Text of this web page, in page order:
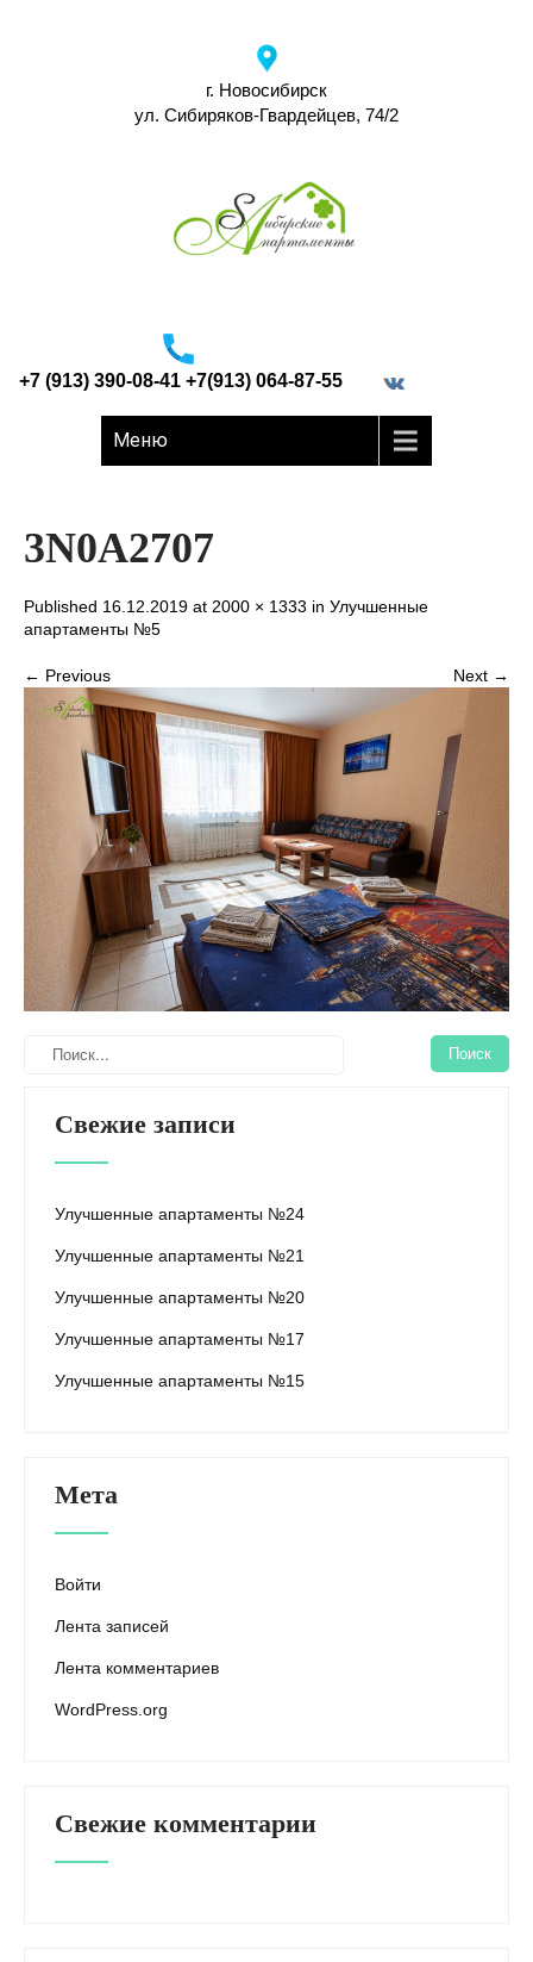
г. Новосибирск
ул. Сибиряков-Гвардейцев, 74/2
+7 (913) 390-08-41 +7(913) 064-87-55
Меню
3N0A2707
Published 16.12.2019 at 2000 × 1333 in Улучшенные
апартаменты №5
← Previous Next →
Свежие записи
Улучшенные апартаменты №24
Улучшенные апартаменты №21
Улучшенные апартаменты №20
Улучшенные апартаменты №17
Улучшенные апартаменты №15
Мета
Войти
Лента записей
Лента комментариев
WordPress.org
Свежие комментарии